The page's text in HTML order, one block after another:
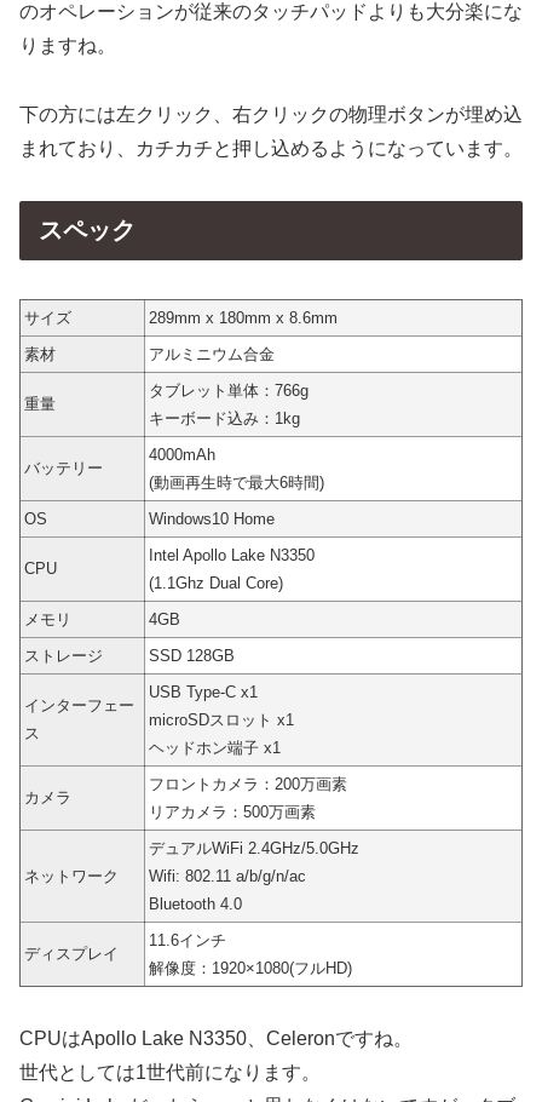
のオペレーションが従来のタッチパッドよりも大分楽にな
りますね。
下の方には左クリック、右クリックの物理ボタンが埋め込
まれており、カチカチと押し込めるようになっています。
スペック
サイズ
289mm x 180mm x 8.6mm
素材
アルミニウム合金
重量
タブレット単体：766g
キーボード込み：1kg
バッテリー
4000mAh
(動画再生時で最大6時間)
OS
Windows10 Home
CPU
Intel Apollo Lake N3350
(1.1Ghz Dual Core)
メモリ
4GB
ストレージ
SSD 128GB
インターフェー
ス
USB Type-C x1
microSDスロット x1
ヘッドホン端子 x1
カメラ
フロントカメラ：200万画素
リアカメラ：500万画素
ネットワーク
デュアルWiFi 2.4GHz/5.0GHz
Wifi: 802.11 a/b/g/n/ac
Bluetooth 4.0
ディスプレイ
11.6インチ
解像度：1920×1080(フルHD)
CPUはApollo Lake N3350、Celeronですね。
世代としては1世代前になります。